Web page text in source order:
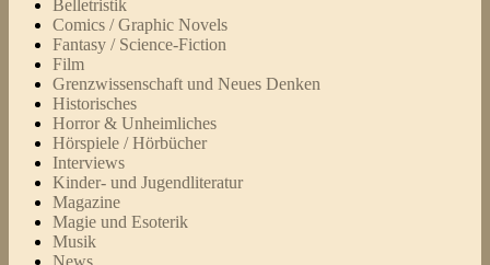
Belletristik
Comics / Graphic Novels
Fantasy / Science-Fiction
Film
Grenzwissenschaft und Neues Denken
Historisches
Horror & Unheimliches
Hörspiele / Hörbücher
Interviews
Kinder- und Jugendliteratur
Magazine
Magie und Esoterik
Musik